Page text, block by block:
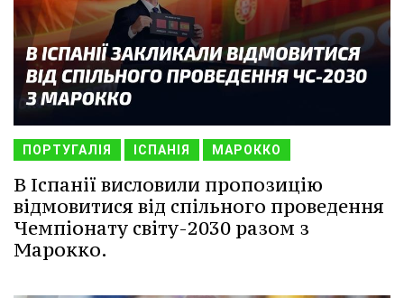
ПОРТУГАЛІЯ ІСПАНІЯ МАРОККО
В Іспанії висловили пропозицію
відмовитися від спільного проведення
Чемпіонату світу-2030 разом з
Марокко.